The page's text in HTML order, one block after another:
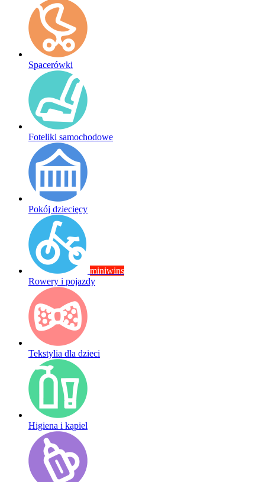
Spacerówki
Foteliki samochodowe
Pokój dziecięcy
miniwins
Rowery i pojazdy
Tekstylia dla dzieci
Higiena i kąpiel